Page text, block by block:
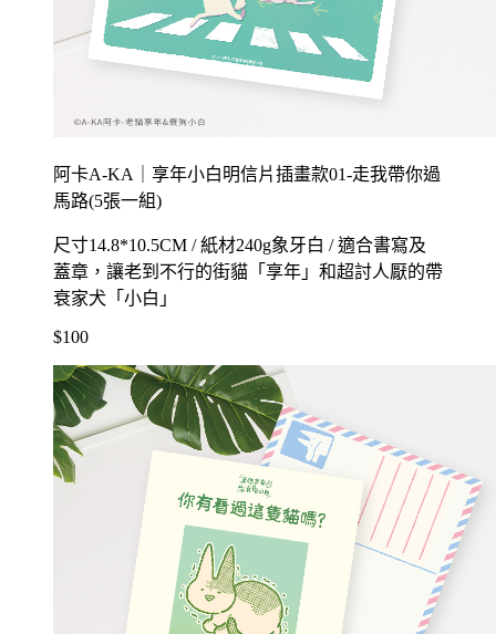
阿卡A-KA｜享年小白明信片插畫款01-走我帶你過
馬路(5張一組)
尺寸14.8*10.5CM / 紙材240g象牙白 / 適合書寫及
蓋章，讓老到不行的街貓「享年」和超討人厭的帶
衰家犬「小白」
$100